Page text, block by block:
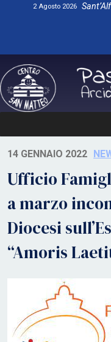
2 Agosto 2026
14 GENNAIO 2022
Ufficio
a marzo
Diocesi
“Amoris